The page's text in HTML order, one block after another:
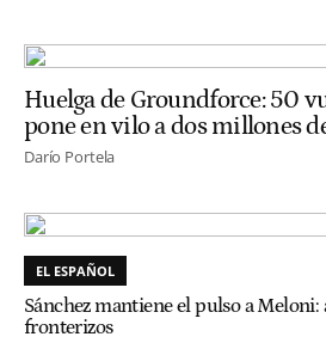
Huelga de Groundforce: 50
pone en vilo a dos millones
Darío Portela
EL ESPAÑOL
Sánchez mantiene el pulso a
fronterizos